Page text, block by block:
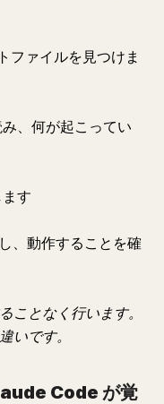
ファイルを見つけま
、何が起こってい
す
、動作することを確
ことなく行います。
いです。
Code が覚